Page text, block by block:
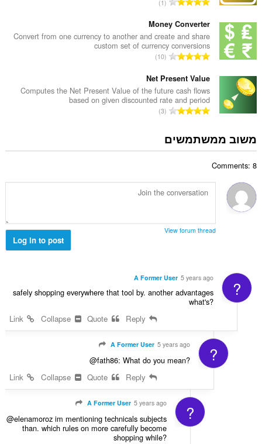
ם
:
י
ו
ג
י
ם
:
פ
ר
ד
י
ו
ג
י
ם
1
Money Converter
Convert from one currency to another and create and share
custom set of currency conversions
מ
פ
ר
ד
י
ו
ג
:
10
Net Present Value
Computes the Net Present Value of the future cash flows
based on given discounted rate and period
מ
ר
ר
ו
ם
3
משוב ממשתמשים
Comments: 8
View forum thread
Log in to post
?
A Former User 5 years ago
safely shopping everywhere that tool by. another advantages
what's?
Link
?
A Former User 5 years ago
@fath86: What do you mean?
Link
?
A Former User 5 years ago
@elenamoroz im mentioning technicals subjects
than. which rules on more carefully become
shopping while?